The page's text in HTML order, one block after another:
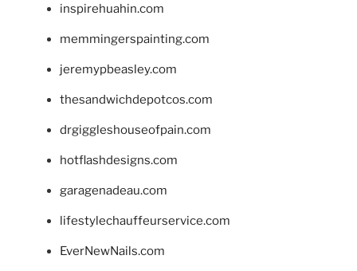
inspirehuahin.com
memmingerspainting.com
jeremypbeasley.com
thesandwichdepotcos.com
drgiggleshouseofpain.com
hotflashdesigns.com
garagenadeau.com
lifestylechauffeurservice.com
EverNewNails.com